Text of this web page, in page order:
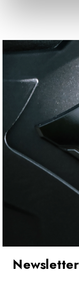
Newsletter